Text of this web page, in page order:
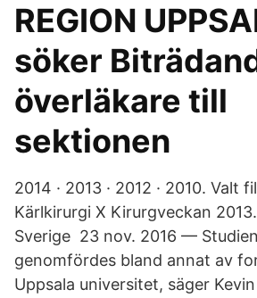
REGION
söker
överläkare till
sektionen
2014 · 2013 · 2012 · 2010​. Valt
Kärlkirurgi X Kirurgveckan
Sverige 23 nov. 2016 —
genomfördes bland annat av
Uppsala universitet, säger